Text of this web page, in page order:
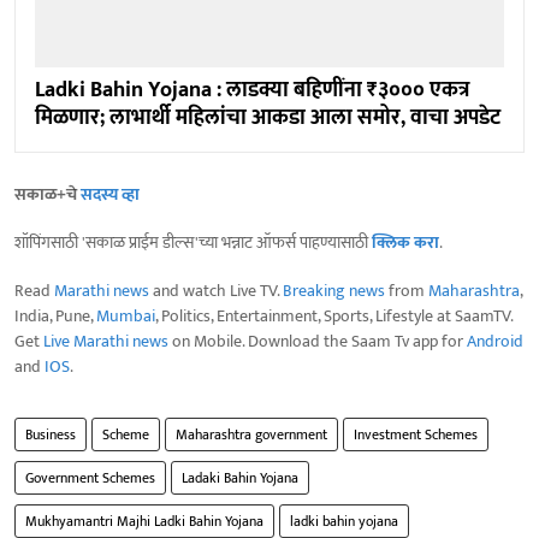
Ladki Bahin Yojana : लाडक्या बहिणींना ₹३००० एकत्र
मिळणार; लाभार्थी महिलांचा आकडा आला समोर, वाचा अपडेट
सकाळ+चेसदस्य व्हा
शॉपिंगसाठी 'सकाळ प्राईम डील्स'च्या भन्नाट ऑफर्स पाहण्यासाठीक्लिक करा.
Read Marathi newsand watch Live TV.Breaking newsfrom Maharashtra,
India, Pune,Mumbai, Politics, Entertainment, Sports, Lifestyle at SaamTV.
GetLive Marathi newson Mobile. Download the Saam Tv app forAndroid
and IOS.
Business Scheme Maharashtra government
Investment Schemes
Government Schemes
Ladaki Bahin Yojana
Mukhyamantri Majhi Ladki Bahin Yojana
ladki bahin yojana